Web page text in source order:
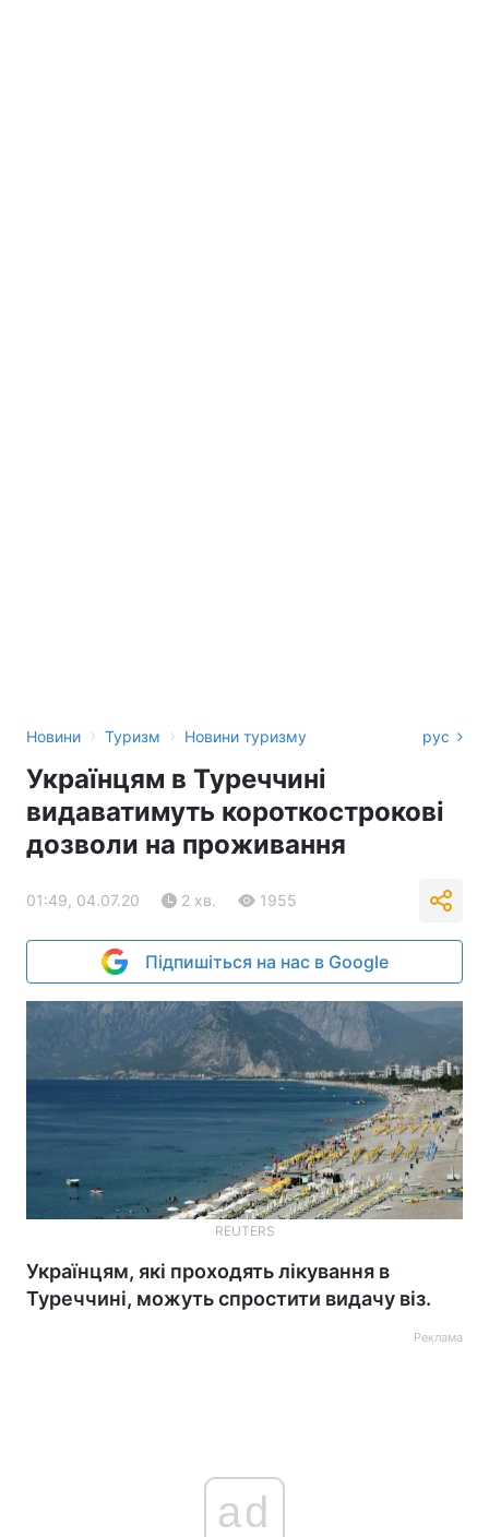
Новини › Туризм › Новини туризму рус
Українцям в Туреччині
видаватимуть короткострокові
дозволи на проживання
01:49, 04.07.20 2 хв. 1955
Підпишіться на нас в Google
REUTERS
Українцям, які проходять лікування в
Туреччині, можуть спростити видачу віз.
Реклама
ad